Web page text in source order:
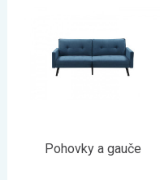
Pohovky a gauče